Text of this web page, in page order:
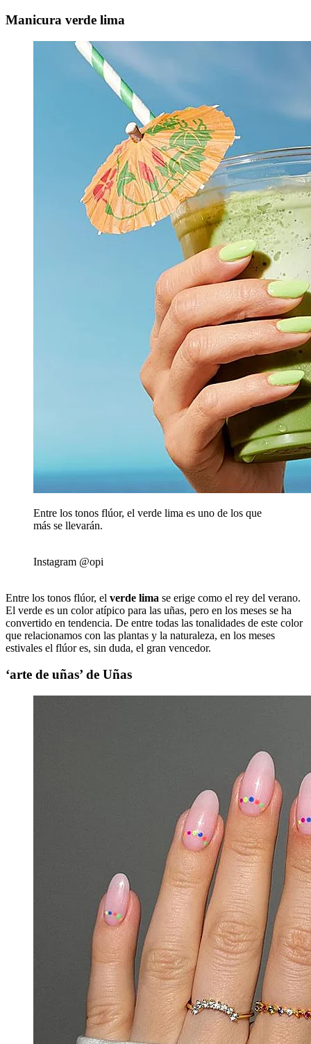
Manicura verde lima
Entre los tonos flúor, el verde lima es uno de los que
más se llevarán.
Instagram @opi
Entre los tonos flúor, el verde lima se erige como el rey del verano.
El verde es un color atípico para las uñas, pero en los meses se ha
convertido en tendencia. De entre todas las tonalidades de este color
que relacionamos con las plantas y la naturaleza, en los meses
estivales el flúor es, sin duda, el gran vencedor.
‘arte de uñas’ de Uñas